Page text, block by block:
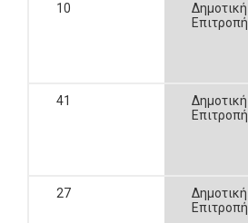
10
Δημοτική
Επιτροπή
41
Δημοτική
Επιτροπή
27
Δημοτική
Επιτροπή